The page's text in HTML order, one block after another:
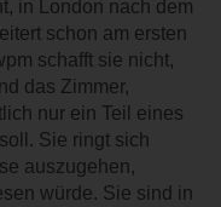
in London nach dem
schon am ersten
schafft sie nicht,
das Zimmer,
nur ein Teil eines
Sie ringt sich
auszugehen,
würde. Sie sind in